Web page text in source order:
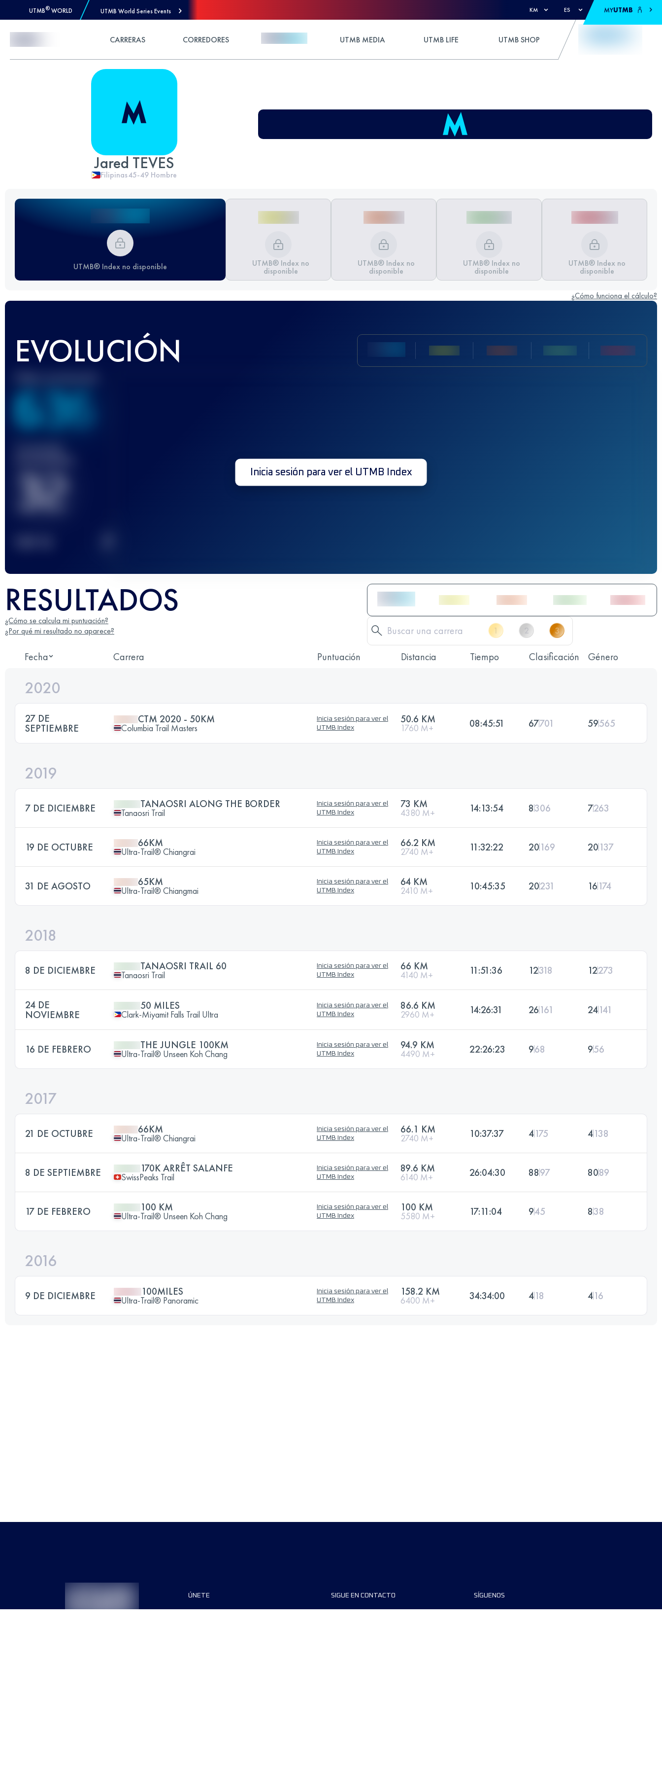
UTMB® WORLD UTMB World Series Events KM ES MYUTMB
CARRERAS CORREDORES UTMB MEDIA UTMB LIFE UTMB SHOP
Jared TEVES
Filipinas45-49 Hombre
UTMB® Index no disponible UTMB® Index no
disponible
UTMB® Index no
disponible
UTMB® Index no
disponible
UTMB® Index no
disponible
¿Cómo funciona el cálculo?
EVOLUCIÓN
636
32 Inicia sesión para ver el UTMB Index
RESULTADOS
¿Cómo se calcula mi puntuación?
¿Por qué mi resultado no aparece?
Fecha Carrera Puntuación Distancia Tiempo Clasificación Género
2020
27 DE
SEPTIEMBRE
CTM 2020 - 50KM
Columbia Trail Masters
Inicia sesión para ver el
UTMB Index
50.6 KM
1760 M+ 08:45:51 67701 59565
2019
7 DE DICIEMBRE TANAOSRI ALONG THE BORDER
Tanaosri Trail
Inicia sesión para ver el
UTMB Index
73 KM
4380 M+ 14:13:54 8306 7263
19 DE OCTUBRE 66KM
Ultra-Trail® Chiangrai
Inicia sesión para ver el
UTMB Index
66.2 KM
2740 M+ 11:32:22 20169 20137
31 DE AGOSTO 65KM
Ultra-Trail® Chiangmai
Inicia sesión para ver el
UTMB Index
64 KM
2410 M+ 10:45:35 20231 16174
2018
8 DE DICIEMBRE TANAOSRI TRAIL 60
Tanaosri Trail
Inicia sesión para ver el
UTMB Index
66 KM
4140 M+ 11:51:36 12318 12273
24 DE
NOVIEMBRE
50 MILES
Clark-Miyamit Falls Trail Ultra
Inicia sesión para ver el
UTMB Index
86.6 KM
2960 M+ 14:26:31 26161 24141
16 DE FEBRERO THE JUNGLE 100KM
Ultra-Trail® Unseen Koh Chang
Inicia sesión para ver el
UTMB Index
94.9 KM
4490 M+ 22:26:23 968 956
2017
21 DE OCTUBRE 66KM
Ultra-Trail® Chiangrai
Inicia sesión para ver el
UTMB Index
66.1 KM
2740 M+ 10:37:37 4175 4138
8 DE SEPTIEMBRE 170K ARRÊT SALANFE
SwissPeaks Trail
Inicia sesión para ver el
UTMB Index
89.6 KM
6140 M+ 26:04:30 8897 8089
17 DE FEBRERO 100 KM
Ultra-Trail® Unseen Koh Chang
Inicia sesión para ver el
UTMB Index
100 KM
5580 M+ 17:11:04 945 838
2016
9 DE DICIEMBRE 100MILES
Ultra-Trail® Panoramic
Inicia sesión para ver el
UTMB Index
158.2 KM
6400 M+ 34:34:00 418 416
ÚNETE SIGUE EN CONTACTO SÍGUENOS